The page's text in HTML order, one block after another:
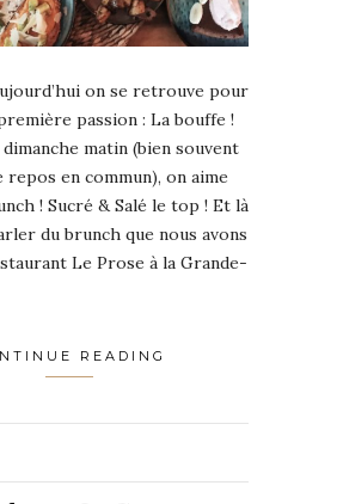
on se retrouve pour
passion : La bouffe !
matin (bien souvent
en commun), on aime
! Sucré & Salé le top ! Et là
du brunch que nous avons
Le Prose à la Grande-
READING